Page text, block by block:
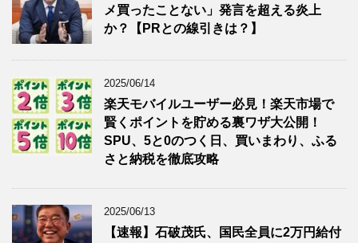
メ買ったことない」発言を超える炎上
か？【PRとの線引きは？】
2025/06/14
楽天モバイルユーザー必見！楽天市場で
賢くポイントを貯める裏ワザ大公開！
SPU、5と0のつく日、買いまわり、ふる
さと納税を徹底攻略
2025/06/13
【速報】石破茂氏、国民全員に2万円給付